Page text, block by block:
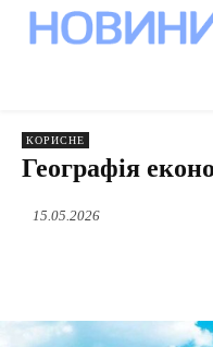
КОРИСНЕ
Географія
15.05.2026